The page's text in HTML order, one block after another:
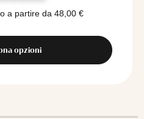
a partire da 48,00 €
opzioni